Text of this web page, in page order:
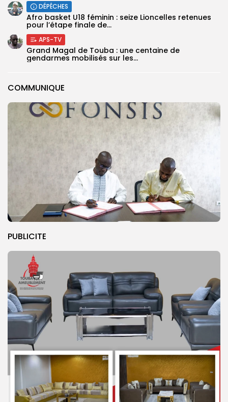
COMMUNIQUE
PUBLICITE
DÉPÊCHES
‎Afro basket U18 féminin : seize Lioncelles retenues
pour l’étape finale de...
APS-TV
Grand Magal de Touba : une centaine de
gendarmes mobilisés sur les...